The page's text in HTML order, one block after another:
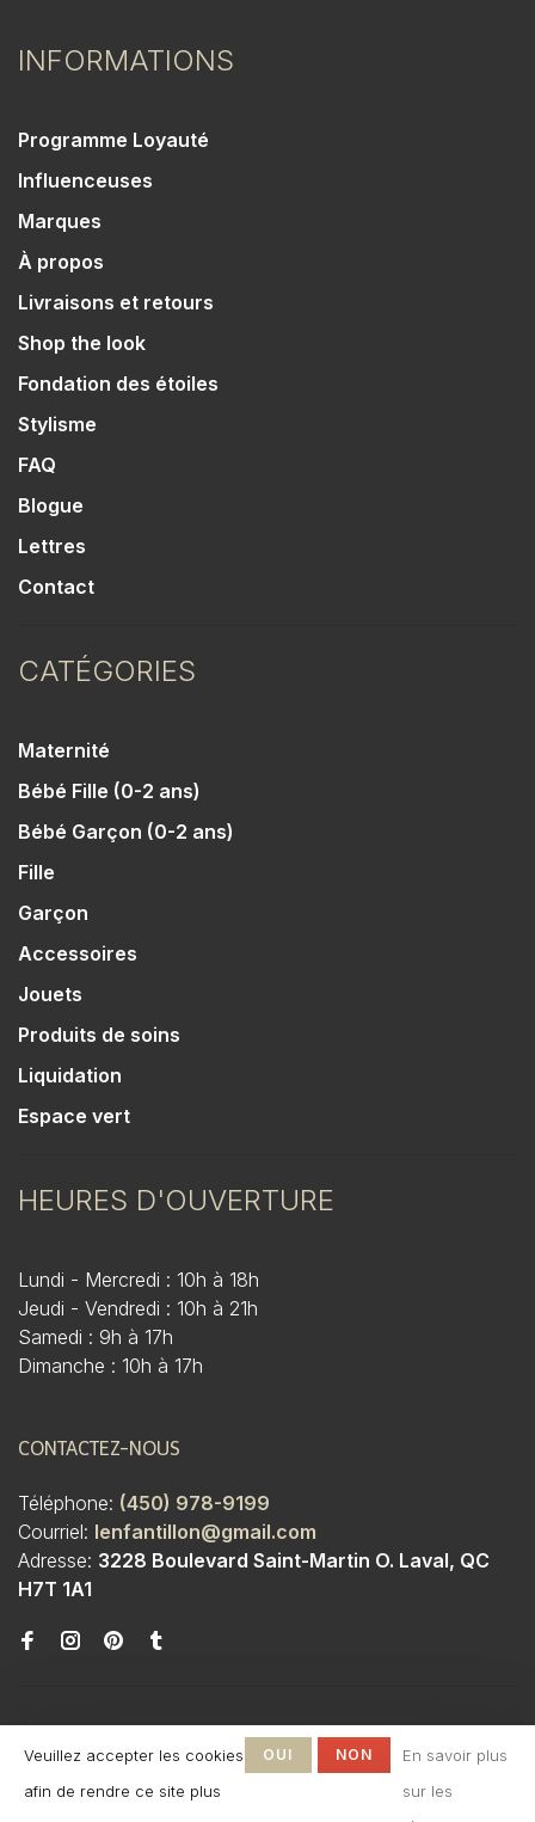
INFORMATIONS
Programme Loyauté
Influenceuses
Marques
À propos
Livraisons et retours
Shop the look
Fondation des étoiles
Stylisme
FAQ
Blogue
Lettres
Contact
CATÉGORIES
Maternité
Bébé Fille (0-2 ans)
Bébé Garçon (0-2 ans)
Fille
Garçon
Accessoires
Jouets
Produits de soins
Liquidation
Espace vert
HEURES D'OUVERTURE
Lundi - Mercredi : 10h à 18h
Jeudi - Vendredi : 10h à 21h
Samedi : 9h à 17h
Dimanche : 10h à 17h
CONTACTEZ-NOUS
Téléphone: (450) 978-9199
Courriel: lenfantillon@gmail.com
Adresse: 3228 Boulevard Saint-Martin O. Laval, QC
H7T 1A1
© Copyright 2026 Boutique
Veuillez accepter les cookies
afin de rendre ce site plus
OUI NON
En savoir plus
sur les